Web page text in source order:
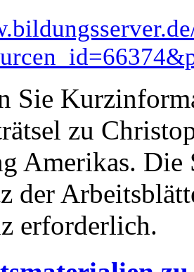
Sie
zu
Amerikas.
der
erforderlich.